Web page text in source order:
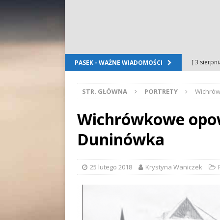
PASEK - WAŻNE WIADOMOŚCI [ 3
[ 2
[ 2
STR. GŁÓWNA PORTRETY
Wichrówkowe
Duninówka
25 lutego 2018 Krystyna Waniczek